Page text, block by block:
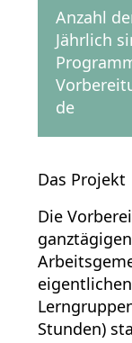
Anzahl
Jährlich
de
Das Projekt
Die
Stunden)